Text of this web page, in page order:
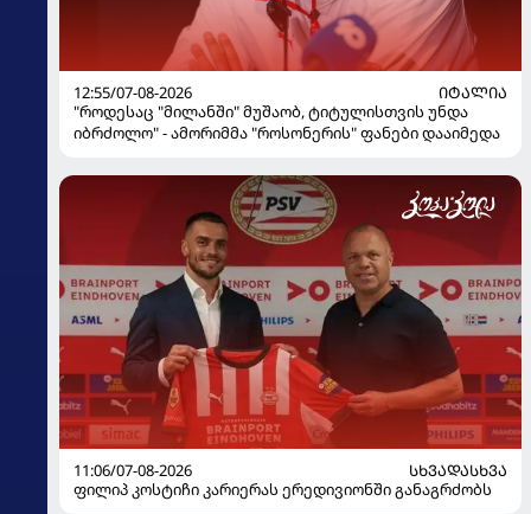
12:55/07-08-2026
ᲘᲢᲐᲚᲘᲐ
"როდესაც "მილანში" მუშაობ, ტიტულისთვის უნდა
იბრძოლო" - ამორიმმა "როსონერის" ფანები დააიმედა
11:06/07-08-2026
ᲡᲮᲕᲐᲓᲐᲡᲮᲕᲐ
ფილიპ კოსტიჩი კარიერას ერედივიონში განაგრძობს